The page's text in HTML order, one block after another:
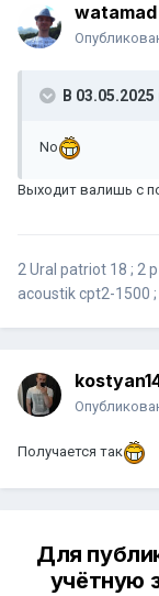
watamad
В 03.05.2025
No
Выходит валишь с
2 Ural patriot 18 ; 2
acoustik cpt2-1500
Получается так
Для
учётную